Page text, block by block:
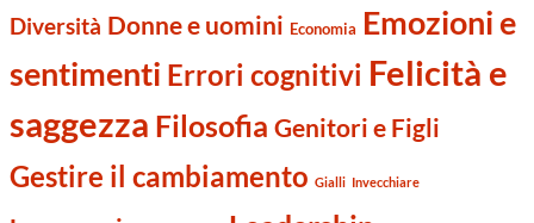
Diversità Donne e uomini Economia Emozioni e
sentimenti Errori cognitivi Felicità e
saggezza Filosofia Genitori e Figli
Gestire il cambiamento Gialli Invecchiare